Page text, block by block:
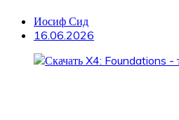
Иосиф Сид
16.06.2026